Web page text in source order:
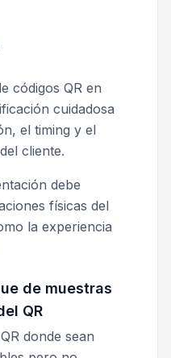
códigos QR en
cuidadosa
el timing y el
cliente.
debe
físicas del
la experiencia
de muestras
QR
donde sean